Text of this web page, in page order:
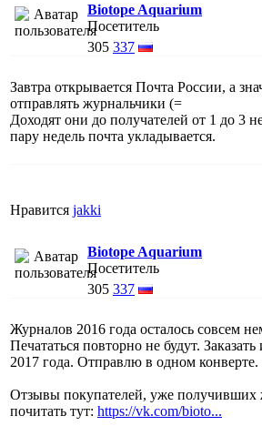
Biotope Aquarium
Посетитель
305 337
Завтра открывается Почта России, а
отправлять журнальчики (=
Доходят они до получателей от 1 до 3
пару недель почта укладывается.
Нравится jakki
Biotope Aquarium
Посетитель
305 337
Журналов 2016 года осталось совсем
Печататься повторно не будут.
2017 года. Отправлю в одном конверте.
Отзывы покупателей, уже
почитать тут: https://vk.com/bioto...